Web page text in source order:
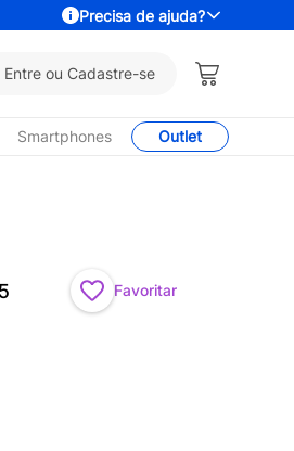
Precisa de ajuda?
Entre ou Cadastre-se
Smartphones Outlet
Favoritar